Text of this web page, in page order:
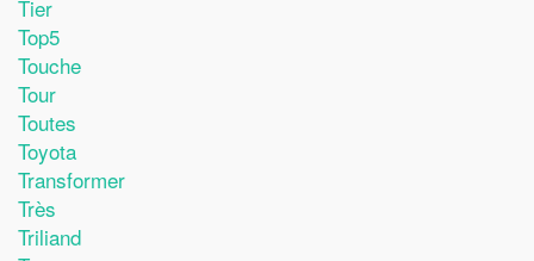
Tier
Top5
Touche
Tour
Toutes
Toyota
Transformer
Très
Triliand